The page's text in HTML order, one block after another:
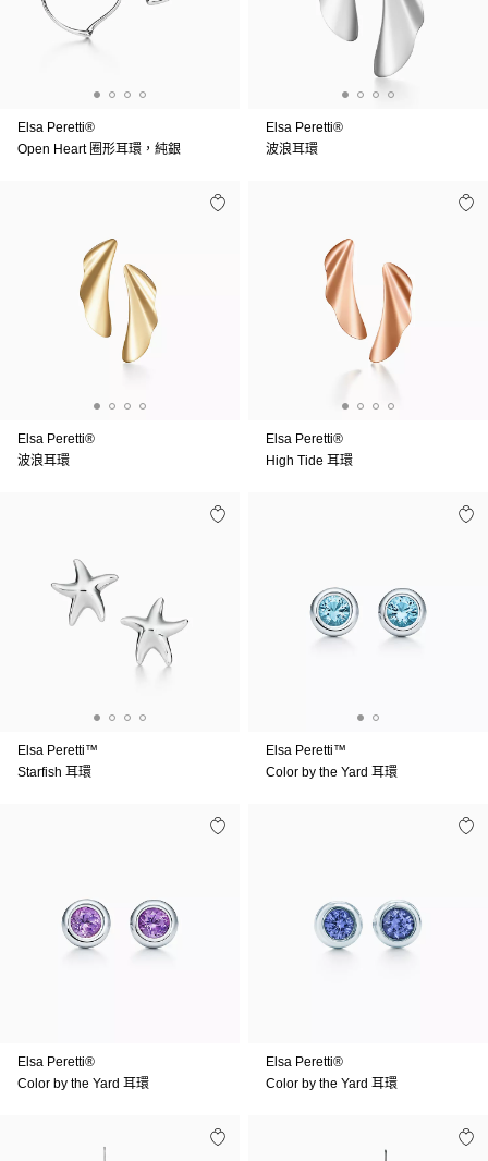
Elsa Peretti®
Open Heart 圈形耳環，純銀
Elsa Peretti®
波浪耳環
Elsa Peretti®
波浪耳環
Elsa Peretti®
High Tide 耳環
Elsa Peretti™
Starfish 耳環
Elsa Peretti™
Color by the Yard 耳環
Elsa Peretti®
Color by the Yard 耳環
Elsa Peretti®
Color by the Yard 耳環